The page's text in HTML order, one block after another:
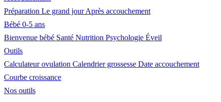
Préparation Le grand jourAprès accouchement
Bébé 0-5 ans
Bienvenue bébé Santé Nutrition Psychologie Éveil
Outils
Calculateur ovulation Calendrier grossesse Date accouchement
Courbe croissance
Nos outils